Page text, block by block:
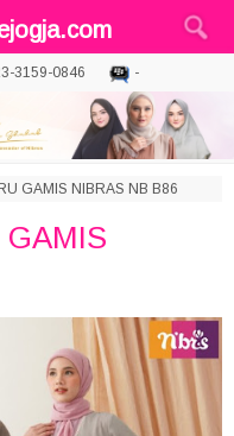
3159-0846 -
GAMIS NIBRAS NB B86